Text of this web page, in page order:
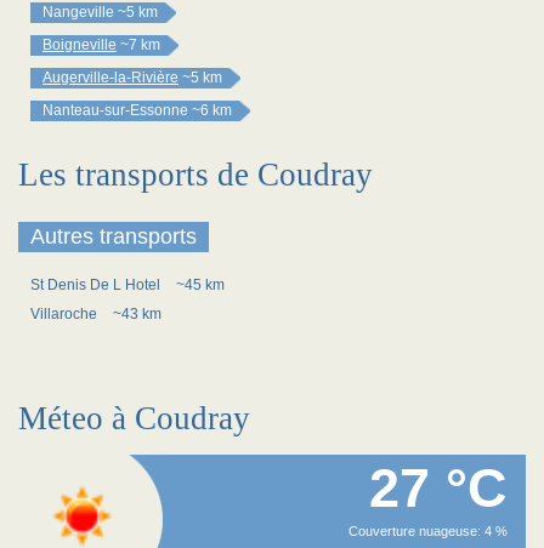
Nangeville ~5 km
Boigneville ~7 km
Augerville-la-Rivière ~5 km
Nanteau-sur-Essonne ~6 km
Les transports de Coudray
Autres transports
St Denis De L Hotel
~45 km
Villaroche
~43 km
Méteo à Coudray
27 °C
Couverture nuageuse: 4 %